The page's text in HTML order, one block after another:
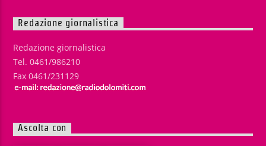
Redazione giornalistica
Redazione giornalistica
Tel. 0461/986210
Fax 0461/231129
Ascolta con